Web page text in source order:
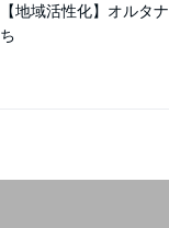
【地域活性化】オルタ
ち